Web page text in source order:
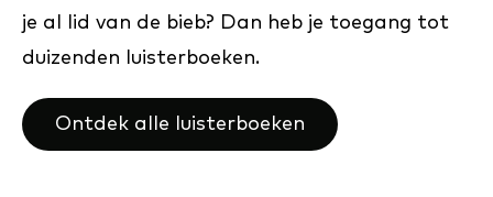
je al lid van de bieb? Dan heb je toegang tot
duizenden luisterboeken.
Ontdek alle luisterboeken